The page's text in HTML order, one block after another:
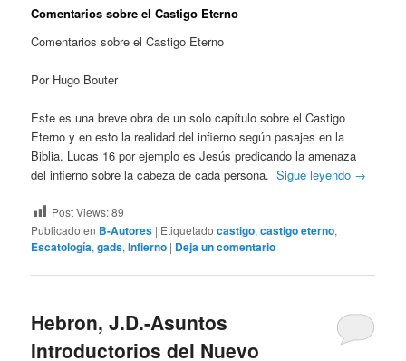
Comentarios sobre el Castigo Eterno
Comentarios sobre el Castigo Eterno
Por Hugo Bouter
Este es una breve obra de un solo capítulo sobre el Castigo
Eterno y en esto la realidad del infierno según pasajes en la
Biblia. Lucas 16 por ejemplo es Jesús predicando la amenaza
del infierno sobre la cabeza de cada persona.Sigue leyendo →
Post Views:89
Publicado en B-Autores | Etiquetado castigo,castigo eterno,
Escatología,gads,Infierno | Deja un comentario
Hebron, J.D.-Asuntos
Introductorios del Nuevo